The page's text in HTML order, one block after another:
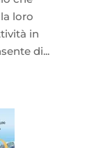
loro
in
di...